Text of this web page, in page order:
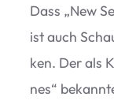
Dass „New
ist auch
ken. Der als
nes“